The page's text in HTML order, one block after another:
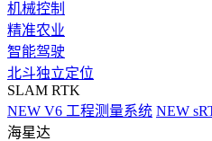
机械控制
精准农业
智能驾驶
北斗独立定位
SLAM RTK
NEW V6 工程测量系统 NEW
海星达